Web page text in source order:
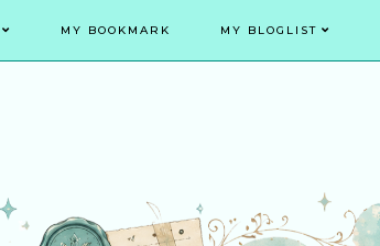
MY BOOKMARK MY BLOGLIST